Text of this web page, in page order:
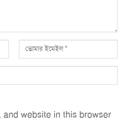
website in this browser